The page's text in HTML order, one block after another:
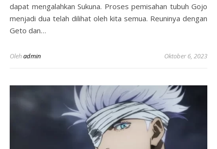
dapat mengalahkan Sukuna. Proses pemisahan tubuh Gojo
menjadi dua telah dilihat oleh kita semua. Reuninya dengan
Geto dan…
Olehadmin Oktober 6, 2023